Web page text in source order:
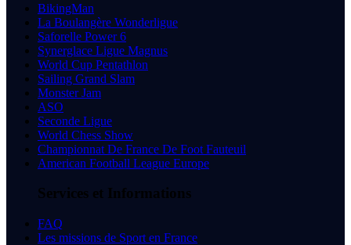
BikingMan
La Boulangère Wonderligue
Saforelle Power 6
Synerglace Ligue Magnus
World Cup Pentathlon
Sailing Grand Slam
Monster Jam
ASO
Seconde Ligue
World Chess Show
Championnat De France De Foot Fauteuil
American Football League Europe
Services et Informations
FAQ
Les missions de Sport en France